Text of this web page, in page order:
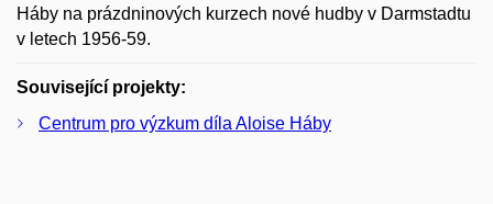
Háby na prázdninových kurzech nové hudby v Darmstadtu
v letech 1956-59.
Související projekty:
Centrum pro výzkum díla Aloise Háby